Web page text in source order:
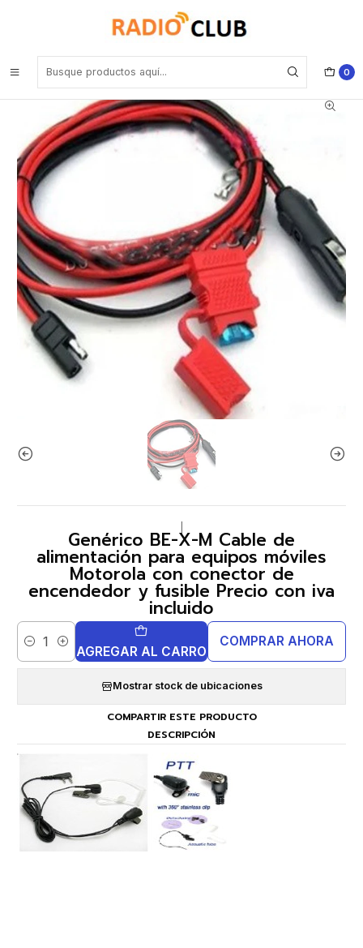
0
Genérico BE-X-M Cable de alimentación para equipos móviles
Motorola con conector de encendedor y fusible Precio con iva
Genérico BE-X-M Cable de
alimentación para equipos móviles
Motorola con conector de
encendedor y fusible Precio con iva
incluido
Cantidad AGREGAR AL CARRO
COMPRAR AHORA
Mostrar stock de ubicaciones
COMPARTIR ESTE PRODUCTO
DESCRIPCIÓN